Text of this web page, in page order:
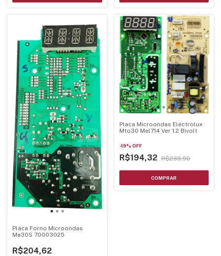
Placa Forno Microondas
Ma30S 70003025
R$204,62
Placa Microondas Electrolux
Mto30 Mel714 Ver 1.2 Bivolt
-19% OFF
R$194,32 R$239,90